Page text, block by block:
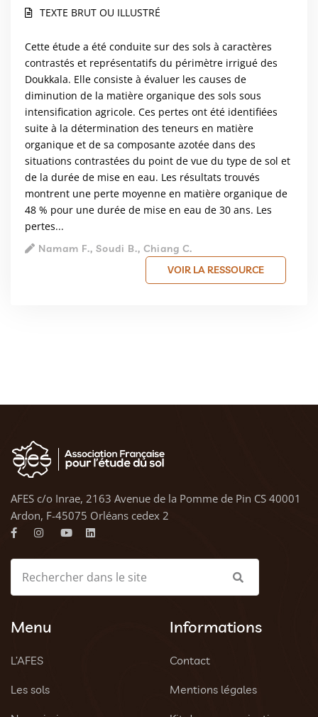
TEXTE BRUT OU ILLUSTRÉ
Cette étude a été conduite sur des sols à caractères
contrastés et représentatifs du périmètre irrigué des
Doukkala. Elle consiste à évaluer les causes de
diminution de la matière organique des sols sous
intensification agricole. Ces pertes ont été identifiées
suite à la détermination des teneurs en matière
organique et de sa composante azotée dans des
situations contrastées du point de vue du type de sol et
de la durée de mise en eau. Les résultats trouvés
montrent une perte moyenne en matière organique de
48 % pour une durée de mise en eau de 30 ans. Les
pertes...
Namam F., Soudi B., Chiang C.
VOIR LA RESSOURCE
AFES c/o Inrae, 2163 Avenue de la Pomme de Pin CS 40001
Ardon, F-45075 Orléans cedex 2
Menu
L’AFES
Les sols
Informations
Contact
Mentions légales